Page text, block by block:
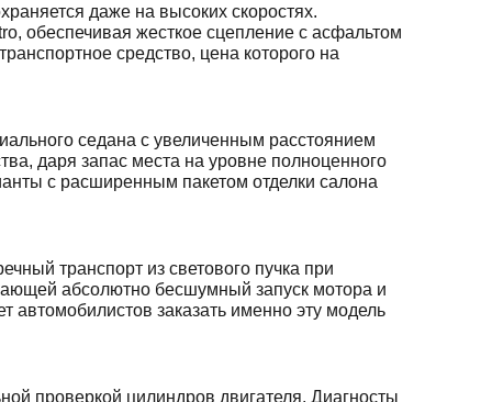
даже на высоких скоростях.
обеспечивая жесткое сцепление с асфальтом
средство, цена которого на
седана с увеличенным расстоянием
даря запас места на уровне полноценного
с расширенным пакетом отделки салона
транспорт из светового пучка при
абсолютно бесшумный запуск мотора и
заказать именно эту модель
проверкой цилиндров двигателя. Диагносты